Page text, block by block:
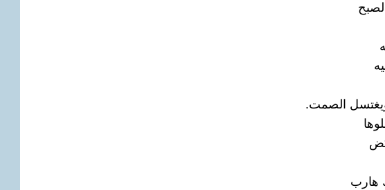
الصمت.
هارب